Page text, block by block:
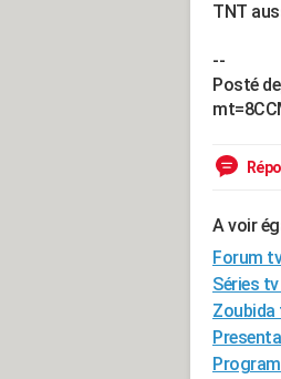
TNT
--
Posté
A voir
Forum
Séries
Zoubida